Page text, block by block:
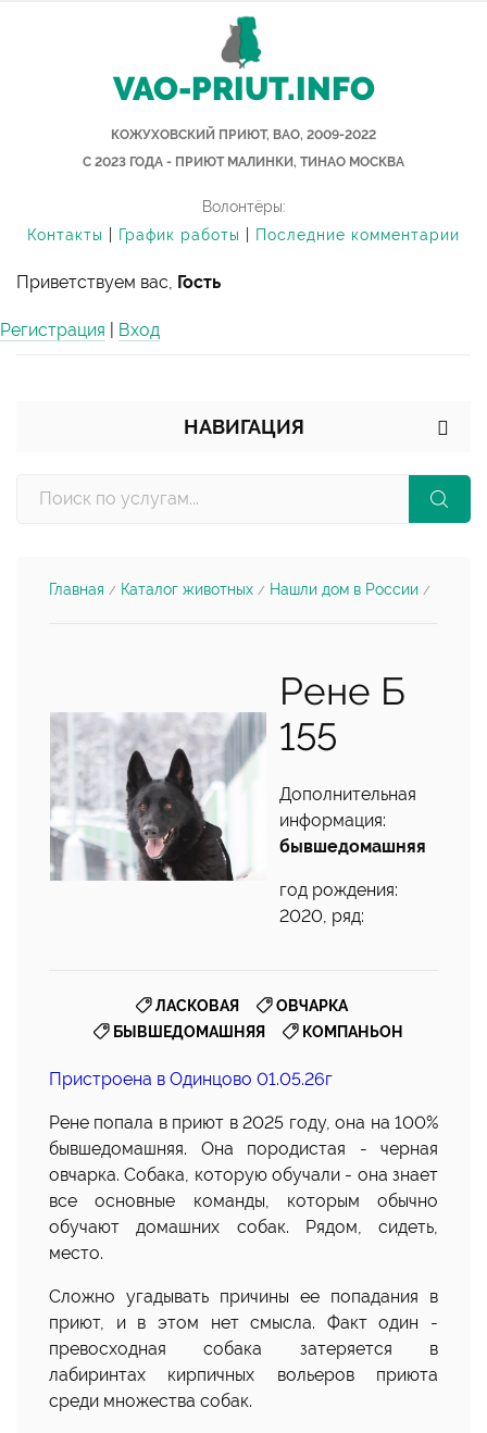
VAO-PRIUT.INFO
КОЖУХОВСКИЙ ПРИЮТ, ВАО, 2009-2022
С 2023 ГОДА - ПРИЮТ МАЛИНКИ, ТИНАО МОСКВА
Волонтёры:
Контакты
График работы Последние комментарии
Приветствуем вас, Гость
Регистрация Вход
НАВИГАЦИЯ
Главная / Каталог животных / Нашли дом в России /
Рене Б
155
Дополнительная
информация:
бывшедомашняя
год рождения:
2020, ряд:
ЛАСКОВАЯ, ОВЧАРКА,
БЫВШЕДОМАШНЯЯ, КОМПАНЬОН
Пристроена в Одинцово 01.05.26г
Рене попала в приют в 2025 году, она на 100%
бывшедомашняя. Она породистая - черная
овчарка. Собака, которую обучали - она знает
все основные команды, которым обычно
обучают домашних собак. Рядом, сидеть,
место.
Сложно угадывать причины ее попадания в
приют, и в этом нет смысла. Факт один -
превосходная собака затеряется в
лабиринтах кирпичных вольеров приюта
среди множества собак.